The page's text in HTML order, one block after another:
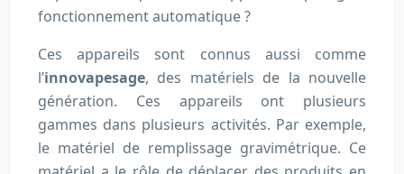
fonctionnement automatique ?
Ces appareils sont connus aussi comme
l’innovapesage, des matériels de la nouvelle
génération. Ces appareils ont plusieurs
gammes dans plusieurs activités. Par exemple,
le matériel de remplissage gravimétrique. Ce